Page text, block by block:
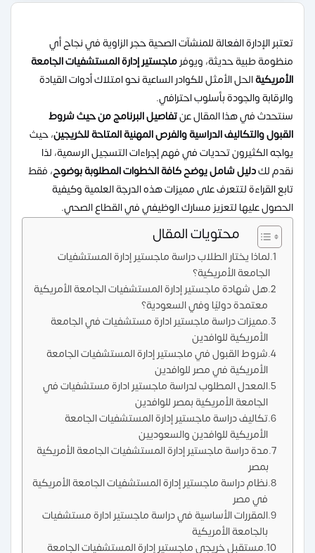
تعتبر الإدارة الفعالة للمنشآت الصحية حجر الزاوية في نجاح أي
منظومة طبية حديثة، ويوفر ماجستير إدارة المستشفيات الجامعة
الأمريكيةالحل الأمثل للكوادر الساعية نحو امتلاك أدوات القيادة
والرقابة والجودة بأسلوب احترافي.
سنتحدث في هذا المقال عنتفاصيل البرنامج من حيث شروط
القبول والتكاليف الدراسية والفرص المهنية المتاحة للخريجين، حيث
يواجه الكثيرون تحديات في فهم إجراءات التسجيل الرسمية، لذا
نقدم لكدليل شامل يوضح كافة الخطوات المطلوبة بوضوح، فقط
تابع القراءة لتتعرف على مميزات هذه الدرجة العلمية وكيفية
الحصول عليها لتعزيز مسارك الوظيفي في القطاع الصحي.
محتويات المقال
لماذا يختار الطلاب دراسة ماجستير إدارة المستشفيات
الجامعة الأمريكية؟
هل شهادة ماجستير إدارة المستشفيات الجامعة الأمريكية
معتمدة دوليًا وفي السعودية؟
مميزات دراسة ماجستير ادارة مستشفيات في الجامعة
الأمريكية للوافدين
شروط القبول في ماجستير إدارة المستشفيات الجامعة
الأمريكية في مصر للوافدين
المعدل المطلوب لدراسة ماجستير ادارة مستشفيات في
الجامعة الأمريكية بمصر للوافدين
تكاليف دراسة ماجستير إدارة المستشفيات الجامعة
الأمريكية للوافدين والسعوديين
مدة دراسة ماجستير إدارة المستشفيات الجامعة الأمريكية
بمصر
نظام دراسة ماجستير إدارة المستشفيات الجامعة الأمريكية
في مصر
المقررات الأساسية في دراسة ماجستير ادارة مستشفيات
بالجامعة الأمريكية
مستقبل خريجي ماجستير إدارة المستشفيات الجامعة